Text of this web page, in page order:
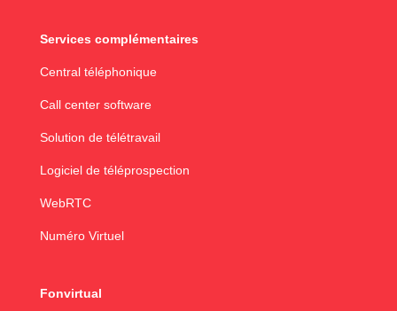
Services complémentaires
Central téléphonique
Call center software
Solution de télétravail
Logiciel de téléprospection
WebRTC
Numéro Virtuel
Fonvirtual